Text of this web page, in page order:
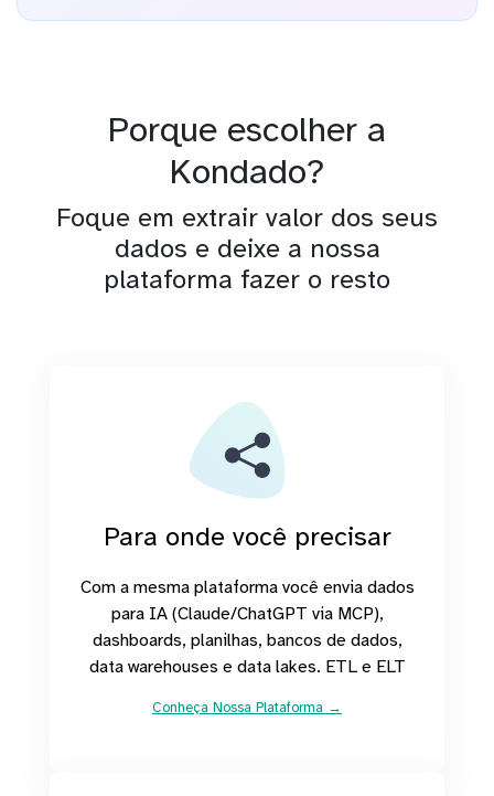
Porque escolher a
Kondado?
Foque em extrair valor dos seus
dados e deixe a nossa
plataforma fazer o resto
Para onde você precisar
Com a mesma plataforma você envia dados
para IA (Claude/ChatGPT via MCP),
dashboards, planilhas, bancos de dados,
data warehouses e data lakes. ETL e ELT
Conheça Nossa Plataforma →